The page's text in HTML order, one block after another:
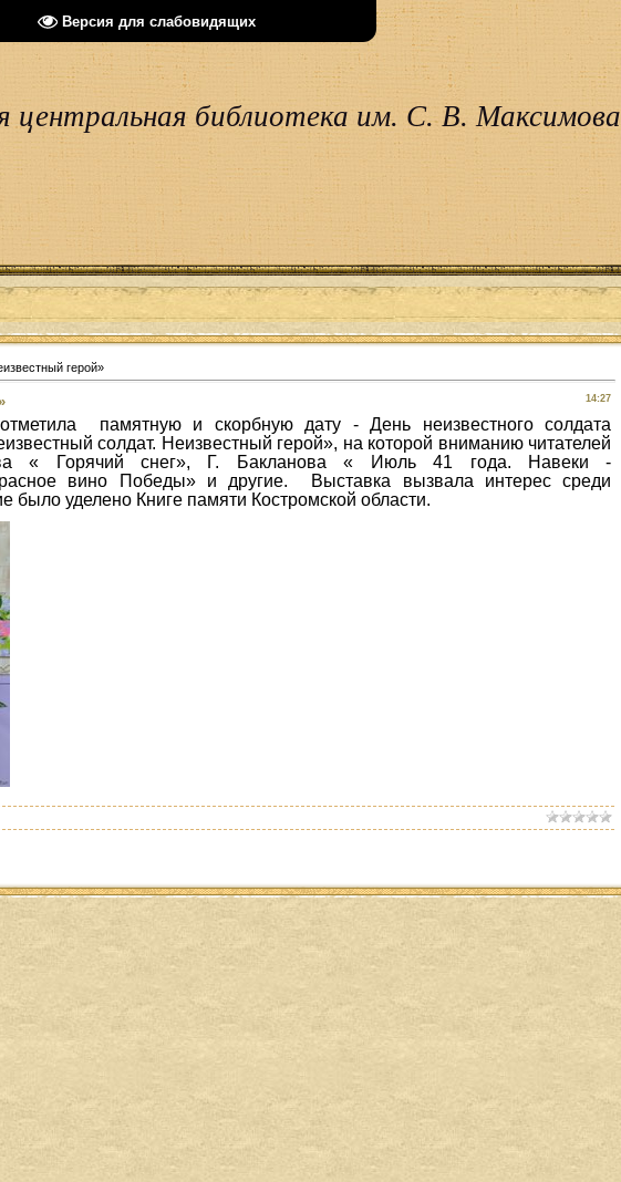
Версия для слабовидящих
центральная библиотека им. С. В. Максимова
герой»
14:27
памятную и скорбную дату -
День неизвестного солдата
солдат. Неизвестный герой», на которой вниманию читателей
« Горячий снег», Г. Бакланова « Июль 41 года. Навеки -
вино Победы» и другие. Выставка вызвала интерес среди
было уделено Книге памяти Костромской области.